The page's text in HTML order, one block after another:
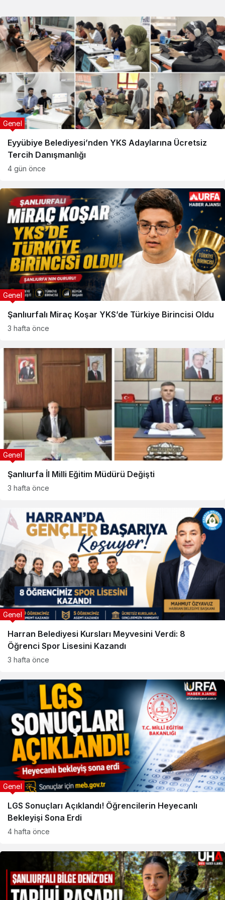
Eyyübiye Belediyesi’nden YKS Adaylarına Ücretsiz
Tercih Danışmanlığı
Genel
4 gün önce
Şanlıurfalı Miraç Koşar YKS’de Türkiye Birincisi Oldu
Genel
3 hafta önce
Şanlıurfa İl Milli Eğitim Müdürü Değişti
Genel
3 hafta önce
Harran Belediyesi Kursları Meyvesini Verdi: 8
Öğrenci Spor Lisesini Kazandı
Genel
3 hafta önce
LGS Sonuçları Açıklandı! Öğrencilerin Heyecanlı
Bekleyişi Sona Erdi
Genel
4 hafta önce